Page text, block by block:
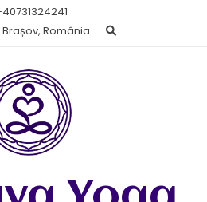
România